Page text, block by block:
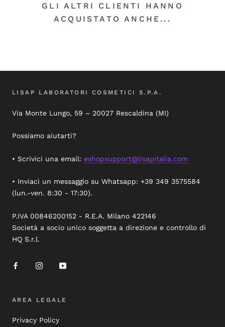
GLI ALTRI CLIENTI HANNO
ACQUISTATO ANCHE...
LISAP LABORATORI COSMETICI S.P.A.
Via Monte Lungo, 59 – 20027 Rescaldina (MI)
Possiamo aiutarti?
• Scrivici una email: eshopsupport@lisapitalia.com
• Inviaci un messaggio su Whatsapp: +39 349 3575584
(lun.-ven. 8:30 - 17:30).
P.IVA 00846200152 - R.E.A. Milano 422146
Società a socio unico soggetta a direzione e controllo di
HQ S.r.l.
AREA LEGALE
Privacy Policy